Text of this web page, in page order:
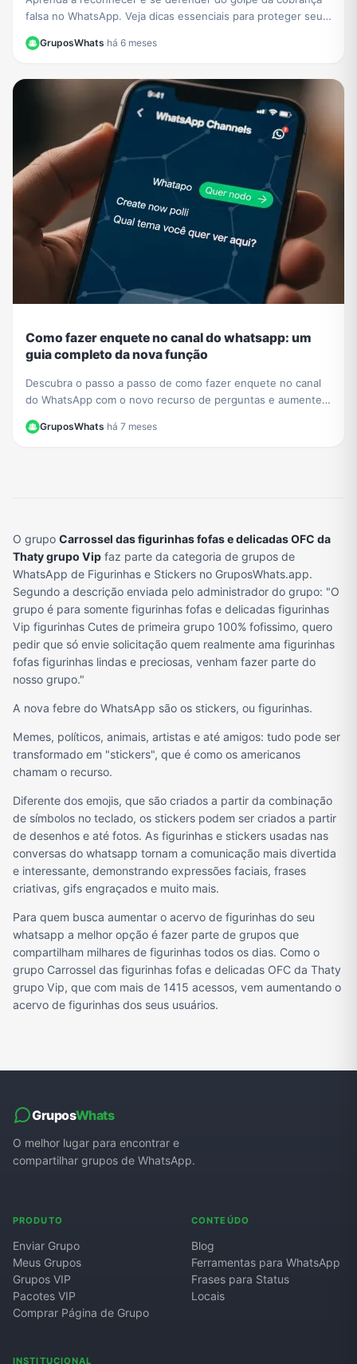
falsa no WhatsApp. Veja dicas essenciais para proteger seus
GruposWhats·há 6 meses
Como fazer enquete no canal do whatsapp: um
guia completo da nova função
Descubra o passo a passo de como fazer enquete no canal
do WhatsApp com o novo recurso de perguntas e aumente a
GruposWhats·há 7 meses
O grupo Carrossel das figurinhas fofas e delicadas OFC da
Thaty grupo Vip faz parte da categoria de grupos de
WhatsApp de Figurinhas e Stickers no GruposWhats.app.
Segundo a descrição enviada pelo administrador do grupo: "O
grupo é para somente figurinhas fofas e delicadas figurinhas
Vip figurinhas Cutes de primeira grupo 100% fofissimo, quero
pedir que só envie solicitação quem realmente ama figurinhas
fofas figurinhas lindas e preciosas, venham fazer parte do
nosso grupo."
A nova febre do WhatsApp são os stickers, ou figurinhas.
Memes, políticos, animais, artistas e até amigos: tudo pode ser
transformado em "stickers", que é como os americanos
chamam o recurso.
Diferente dos emojis, que são criados a partir da combinação
de símbolos no teclado, os stickers podem ser criados a partir
de desenhos e até fotos. As figurinhas e stickers usadas nas
conversas do whatsapp tornam a comunicação mais divertida
e interessante, demonstrando expressões faciais, frases
criativas, gifs engraçados e muito mais.
Para quem busca aumentar o acervo de figurinhas do seu
whatsapp a melhor opção é fazer parte de grupos que
compartilham milhares de figurinhas todos os dias. Como o
grupo Carrossel das figurinhas fofas e delicadas OFC da Thaty
grupo Vip, que com mais de 1415 acessos, vem aumentando o
acervo de figurinhas dos seus usuários.
GruposWhats
O melhor lugar para encontrar e
compartilhar grupos de WhatsApp.
PRODUTO
Enviar Grupo
Meus Grupos
Grupos VIP
Pacotes VIP
Comprar Página de Grupo
CONTEÚDO
Blog
Ferramentas para WhatsApp
Frases para Status
Locais
INSTITUCIONAL